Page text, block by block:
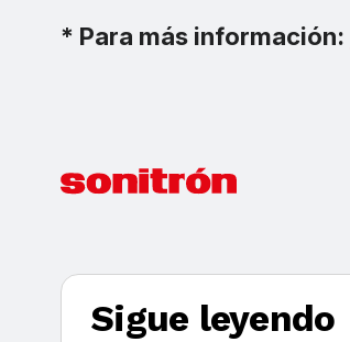
* Para más información:
Sigue leyendo